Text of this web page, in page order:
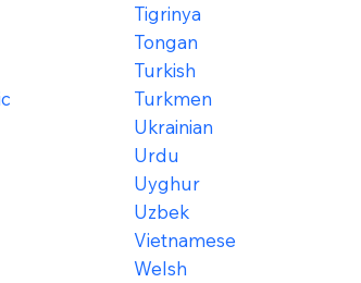
Tigrinya
Tongan
Turkish
Turkmen
Ukrainian
Urdu
Uyghur
Uzbek
Vietnamese
Welsh